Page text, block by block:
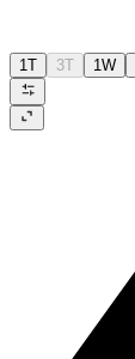
1T 3T 1W